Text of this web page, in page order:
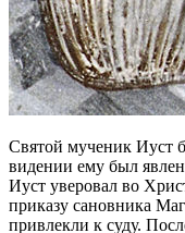
Святой мученик Иуст
видении ему был
Иуст уверовал во
приказу сановника
привлекли к суду.